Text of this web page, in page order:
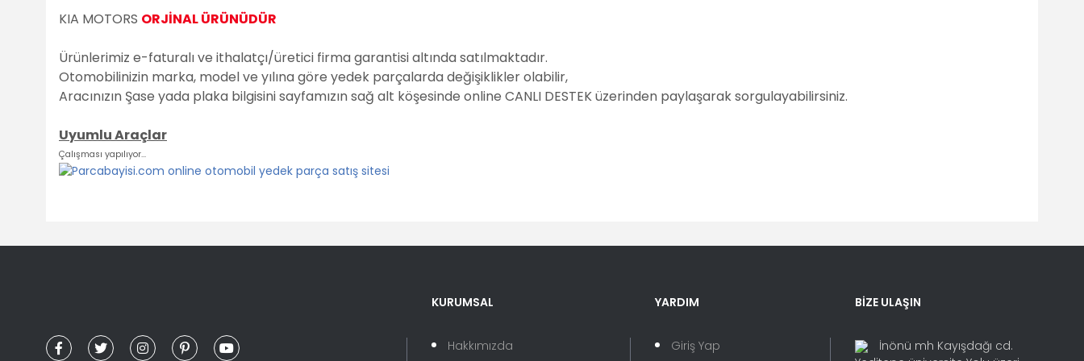
KIA MOTORS ORJİNAL ÜRÜNÜDÜR
Ürünlerimiz e-faturalı ve ithalatçı/üretici firma garantisi altında satılmaktadır.
Otomobilinizin marka, model ve yılına göre yedek parçalarda değişiklikler olabilir,
Aracınızın Şase yada plaka bilgisini sayfamızın sağ alt köşesinde online CANLI DESTEK üzerinden paylaşarak sorgulayabilirsiniz.
Uyumlu Araçlar
Çalışması yapılıyor...
Görüş ve önerileriniz için teşekkür ederiz.
Ürün fiyatı diğer sitelerden daha pahalı.
KURUMSAL
Hakkımızda
YARDIM
Giriş Yap
BİZE ULAŞIN
İnönü mh Kayışdağı cd.